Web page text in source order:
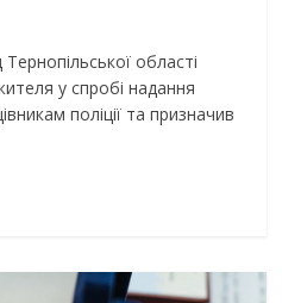
області
у спробі надання
поліції та призначив